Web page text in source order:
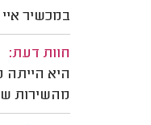
במכשיר
חוות דעת:
היא הייתה
מהשירות